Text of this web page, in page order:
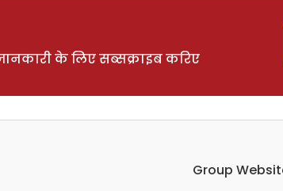
के लिए सब्सक्राइब करिए
Group